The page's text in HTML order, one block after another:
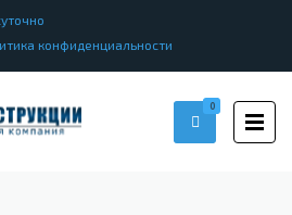
конфиденциальности
0